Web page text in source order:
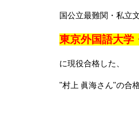
国公立最難関・私立
東京外国語大学
に現役合格した、
"村上 眞海さん"の合